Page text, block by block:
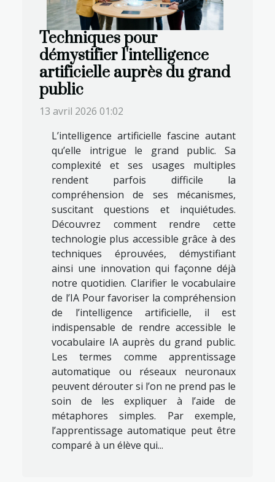
Techniques pour
démystifier l'intelligence
artificielle auprès du grand
public
13 avril 2026 01:02
L’intelligence artificielle fascine autant
qu’elle intrigue le grand public. Sa
complexité et ses usages multiples
rendent parfois difficile la
compréhension de ses mécanismes,
suscitant questions et inquiétudes.
Découvrez comment rendre cette
technologie plus accessible grâce à des
techniques éprouvées, démystifiant
ainsi une innovation qui façonne déjà
notre quotidien. Clarifier le vocabulaire
de l’IA Pour favoriser la compréhension
de l’intelligence artificielle, il est
indispensable de rendre accessible le
vocabulaire IA auprès du grand public.
Les termes comme apprentissage
automatique ou réseaux neuronaux
peuvent dérouter si l’on ne prend pas le
soin de les expliquer à l’aide de
métaphores simples. Par exemple,
l’apprentissage automatique peut être
comparé à un élève qui...